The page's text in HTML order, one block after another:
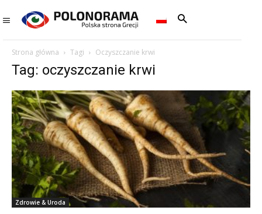
Strona główna Tagi Oczyszczanie krwi
Tag: oczyszczanie krwi
Zdrowie & Uroda